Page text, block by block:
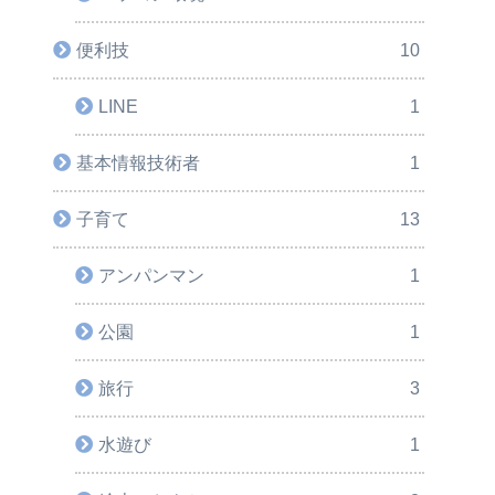
便利技 10
LINE 1
基本情報技術者 1
子育て 13
アンパンマン 1
公園 1
旅行 3
水遊び 1